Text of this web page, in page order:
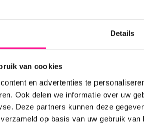
Details
van cookies
en advertenties te
Ook delen we informatie over uw
Deze partners kunnen deze
op basis van uw gebruik van